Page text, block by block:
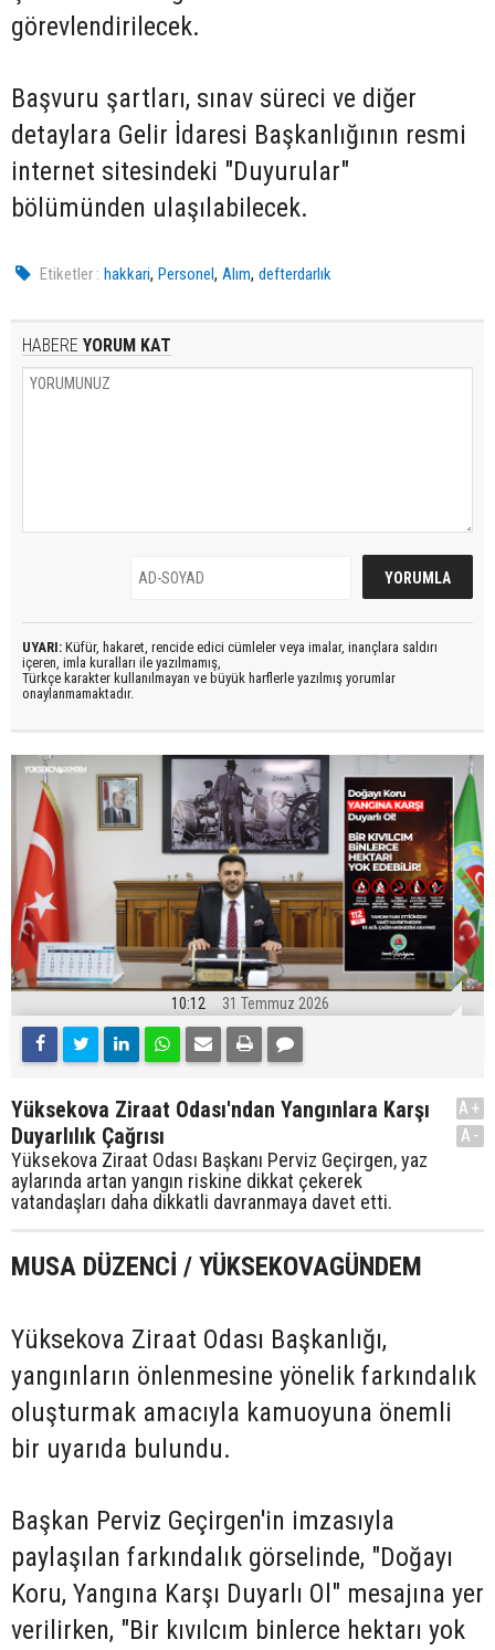
görevlendirilecek.
Başvuru şartları, sınav süreci ve diğer
detaylara Gelir İdaresi Başkanlığının resmi
internet sitesindeki "Duyurular"
bölümünden ulaşılabilecek.
Etiketler : hakkari,Personel,Alım,defterdarlık
HABERE YORUM KAT
UYARI: Küfür, hakaret, rencide edici cümleler veya imalar, inançlara saldırı
içeren, imla kuralları ile yazılmamış,
Türkçe karakter kullanılmayan ve büyük harflerle yazılmış yorumlar
onaylanmamaktadır.
10:12 31 Temmuz 2026
Yüksekova Ziraat Odası'ndan Yangınlara Karşı
Duyarlılık Çağrısı
Yüksekova Ziraat Odası Başkanı Perviz Geçirgen, yaz
aylarında artan yangın riskine dikkat çekerek
vatandaşları daha dikkatli davranmaya davet etti.
A+
A-
MUSA DÜZENCİ / YÜKSEKOVAGÜNDEM
Yüksekova Ziraat Odası Başkanlığı,
yangınların önlenmesine yönelik farkındalık
oluşturmak amacıyla kamuoyuna önemli
bir uyarıda bulundu.
Başkan Perviz Geçirgen'in imzasıyla
paylaşılan farkındalık görselinde, "Doğayı
Koru, Yangına Karşı Duyarlı Ol" mesajına yer
verilirken, "Bir kıvılcım binlerce hektarı yok